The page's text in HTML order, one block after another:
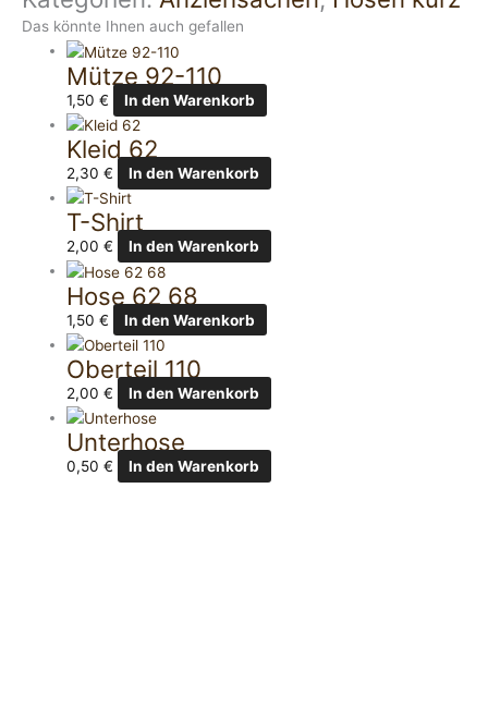
Das könnte Ihnen auch gefallen
Mütze 92-110
1,50€ In den Warenkorb
Kleid 62
2,30€ In den Warenkorb
T-Shirt
2,00€ In den Warenkorb
Hose 62 68
1,50€ In den Warenkorb
Oberteil 110
2,00€ In den Warenkorb
Unterhose
0,50€ In den Warenkorb